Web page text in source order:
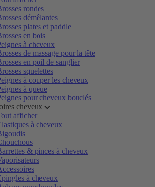
rondes
démêlantes
plates et paddle
en bois
à cheveux
de massage pour la tête
en poil de sanglier
squelettes
à couper les cheveux
à queue
pour cheveux bouclés
cheveux
afficher
à cheveux
& pinces à cheveux
à cheveux